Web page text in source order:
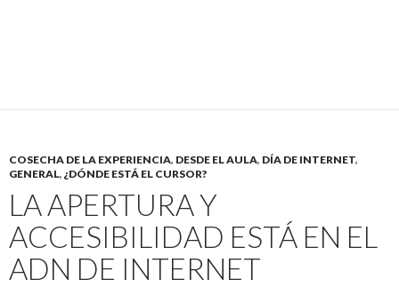
COSECHA DE LA EXPERIENCIA, DESDE EL AULA, DÍA DE INTERNET,
GENERAL, ¿DÓNDE ESTÁ EL CURSOR?
LA APERTURA Y
ACCESIBILIDAD ESTÁ EN EL
ADN DE INTERNET